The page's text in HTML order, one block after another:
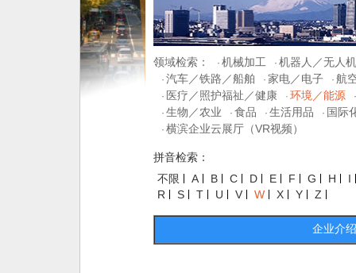
领域检索： · 机械加工 · 机器人／无人机
· 汽车／铁路／船舶 · 家电／电子 · 航
· 医疗／照护福祉／健康 · 环境／能源
·
· 生物／农业 · 食品 · 生活用品 · 国际
· 横滨企业云展厅（VR视频）
拼音检索：
不限
A B C D E F G H
I
R
S T U V W X Y Z
企业介绍